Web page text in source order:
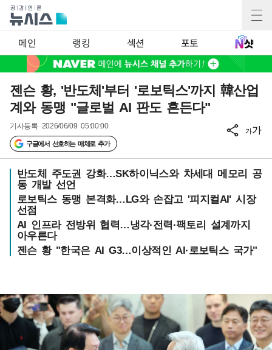
메인 랭킹 섹션 포토
젠슨 황, '반도체'부터 '로보틱스'까지 韓산업
계와 동맹 "글로벌 AI 판도 흔든다"
기사등록 2026/06/09 05:00:00
구글에서 선호하는 매체로 추가
가가
반도체 주도권 강화…SK하이닉스와 차세대 메모리 공
동 개발 선언
로보틱스 동맹 본격화…LG와 손잡고 '피지컬AI' 시장
선점
AI 인프라 전방위 협력…냉각·전력·팩토리 설계까지
아우른다
젠슨 황 "한국은 AI G3…이상적인 AI·로보틱스 국가"